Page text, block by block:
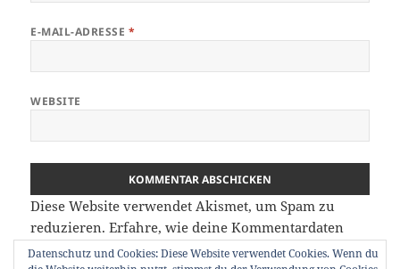
E-MAIL-ADRESSE *
WEBSITE
Diese Website verwendet Akismet, um Spam zu
reduzieren.Erfahre, wie deine Kommentardaten
verarbeitet werden.
Datenschutz und Cookies: Diese Website verwendet Cookies. Wenn du